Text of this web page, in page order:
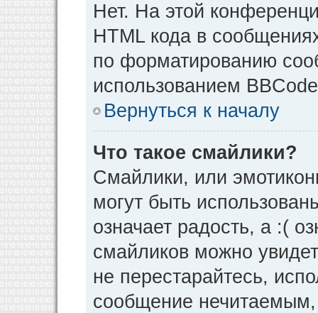
Нет. На этой
HTML кода в
по форматированию
использованием
Вернуться к началу
Что такое смайлики?
Смайлики, или
могут быть
означает радость, а :(
смайликов можно
не перестарайтесь,
сообщение нечитаемым,